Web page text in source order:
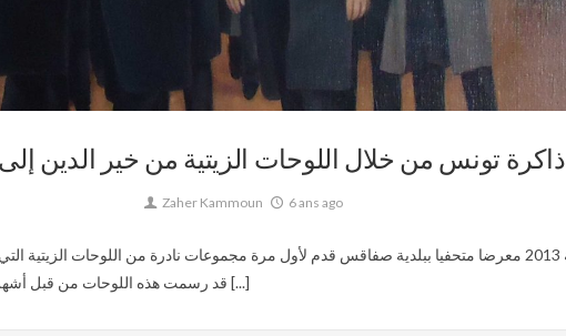
Patrimoine, Tunisie Ottomane
ذاكرة تونس من خلال اللوحات الزيتية من خير الدين إلى
Zaher Kammoun 6 ans ago
قد رسمت هذه اللوحات من قبل أشهر الرسامين الأوربيين مثل اوقوست مونيي و لويس سيميل [...]